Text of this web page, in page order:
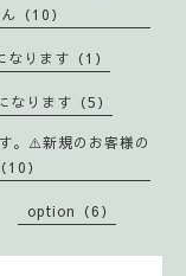
（10）
ります（1）
ります（5）
。⚠️新規のお客様の
）
option（6）